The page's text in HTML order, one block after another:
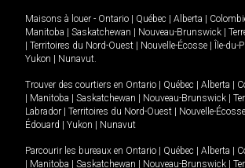
Maisons à louer - Ontario Québec Alberta
Manitoba
Saskatchewan Nouveau-Brunswick
Territoires du Nord-Ouest Nouvelle-Écosse Île-du-
Yukon
Nunavut.
Trouver des courtiers en Ontario Québec Alberta
Manitoba Saskatchewan Nouveau-Brunswick
Labrador
Territoires du Nord-Ouest Nouvelle-Écosse
Édouard
Yukon Nunavut
Parcourir les bureaux en Ontario Québec Alberta
Manitoba Saskatchewan Nouveau-Brunswick